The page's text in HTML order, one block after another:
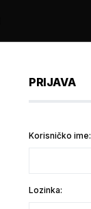
PRIJAVA
Korisničko ime:
Lozinka: